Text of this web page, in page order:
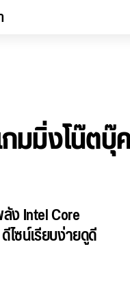
มมิ่งโน๊ต
ง Intel Core
ไซน์เรียบง่ายดูดี